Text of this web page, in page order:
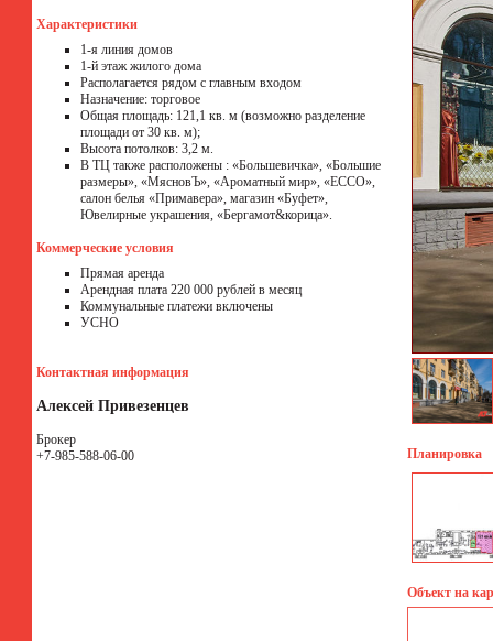
Характеристики
1-я линия домов
1-й этаж жилого дома
Располагается рядом с главным входом
Назначение: торговое
Общая площадь: 121,1 кв. м (возможно разделение
площади от 30 кв. м);
Высота потолков: 3,2 м.
В ТЦ также расположены : «Большевичка», «Большие
размеры», «МясновЪ», «Ароматный мир», «ECCO»,
салон белья «Примавера», магазин «Буфет»,
Ювелирные украшения, «Бергамот&корица».
Коммерческие условия
Прямая аренда
Арендная плата 220 000 рублей в месяц
Коммунальные платежи включены
УСНО
Контактная информация
Алексей Привезенцев
Брокер
+7-985-588-06-00
Планировка
Объект на